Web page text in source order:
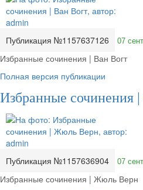
Публикация №1157637126 07
Избранные сочинения | Ван Вогт
Полная версия публикации
Избранные
Публикация №1157636904 07
Избранные сочинения | Жюль Верн